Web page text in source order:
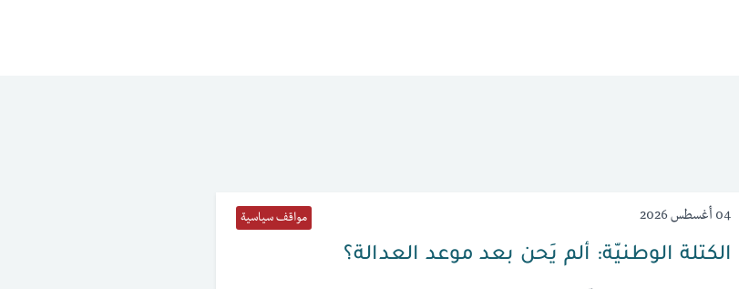
04 أغسطس 2026 مواقف سياسية
الكتلة الوطنيّة: ألم يَحن بعد موعد العدالة؟